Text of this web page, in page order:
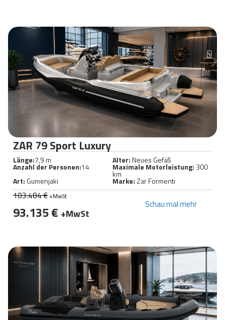
ZAR 79 Sport Luxury
Länge:7,9 m Alter:Neues Gefäß
Anzahl der Personen:14 Maximale Motorleistung: 300
km
Art: Gumenjaki Marke:Zar Formenti
103.484 € +MwSt
93.135 € +MwSt
Schau mal mehr